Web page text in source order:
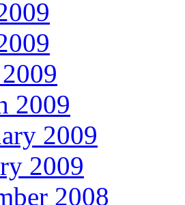
2009
2009
2009
2008